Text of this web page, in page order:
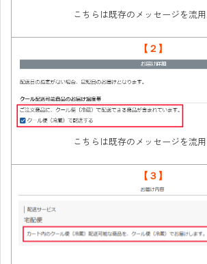
こちらは既存のメッセージを流
【２】
こちらは既存のメッセージを流
【３】